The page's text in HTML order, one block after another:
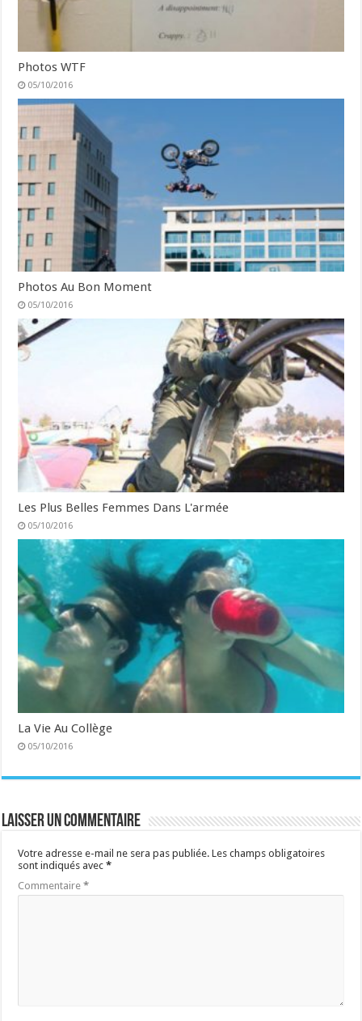
Photos WTF
05/10/2016
Photos Au Bon Moment
05/10/2016
Les Plus Belles Femmes Dans L'armée
05/10/2016
La Vie Au Collège
05/10/2016
Laisser un commentaire
Votre adresse e-mail ne sera pas publiée. Les champs obligatoires
sont indiqués avec*
Commentaire*